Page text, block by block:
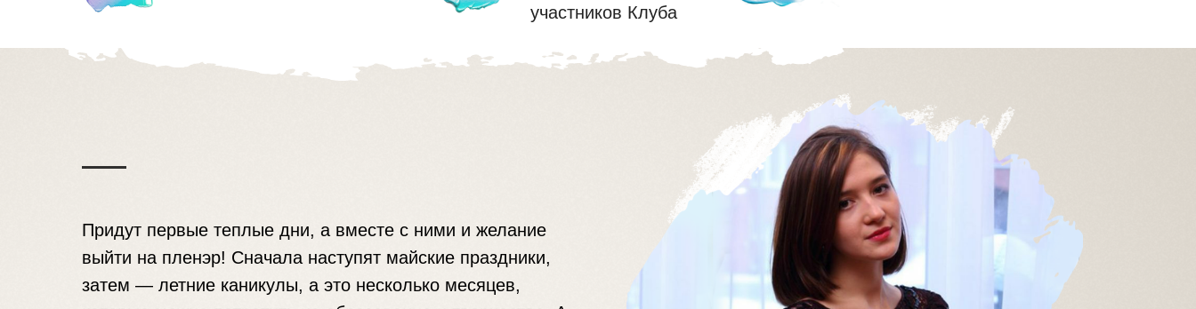
участников Клуба
Придут первые теплые дни, а вместе с ними и желание
выйти на пленэр! Сначала наступят майские праздники,
затем — летние каникулы, а это несколько месяцев,